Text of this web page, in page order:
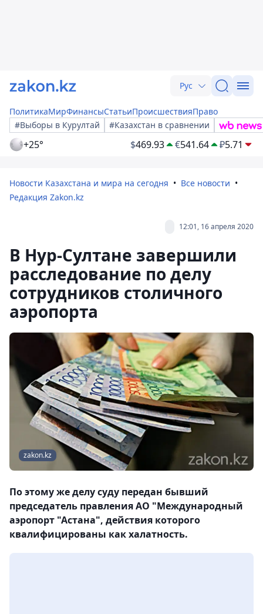
Рус
ПолитикаМирФинансыСтатьиПроисшествияПраво
#Выборы в Курултай
#Казахстан в сравнении
+25° $469.93 €541.64 ₽5.71
Новости Казахстана и мира на сегодня
Все новости
Редакция Zakon.kz
12:01, 16 апреля 2020
В Нур-Султане завершили
расследование по делу
сотрудников столичного
аэропорта
zakon.kz
По этому же делу суду передан бывший
председатель правления АО "Международный
аэропорт "Астана", действия которого
квалифицированы как халатность.